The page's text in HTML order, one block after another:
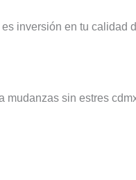
inversión en tu calidad
sin estres